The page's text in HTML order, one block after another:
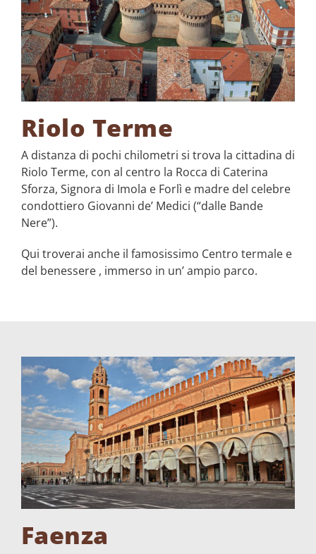
Riolo Terme
A distanza di pochi chilometri si trova la cittadina di
Riolo Terme, con al centro la Rocca di Caterina
Sforza, Signora di Imola e Forlì e madre del celebre
condottiero Giovanni de’ Medici (“dalle Bande
Nere”).
Qui troverai anche il famosissimo Centro termale e
del benessere , immerso in un’ ampio parco.
Faenza